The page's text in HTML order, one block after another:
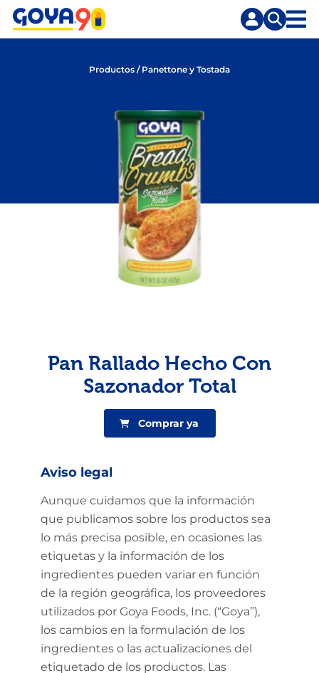
Saltar
Saltar
Productos / Panettone y Tostada
Pan Rallado Hecho Con
Sazonador Total
Comprar ya
Aviso legal
Aunque cuidamos que la información
que publicamos sobre los productos sea
lo más precisa posible, en ocasiones las
etiquetas y la información de los
ingredientes pueden variar en función
de la región geográfica, los proveedores
utilizados por Goya Foods, Inc. (“Goya”),
los cambios en la formulación de los
ingredientes o las actualizaciones del
etiquetado de los productos. Las